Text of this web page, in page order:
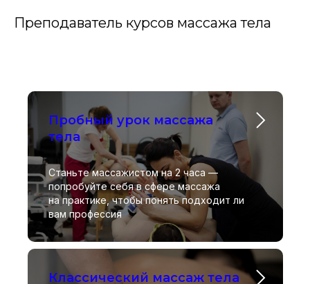
Преподаватель курсов массажа тела
Пробный урок массажа
тела
Станьте массажистом на 2 часа —
попробуйте себя в сфере массажа
на практике, чтобы понять подходит ли
вам профессия
Классический массаж тела